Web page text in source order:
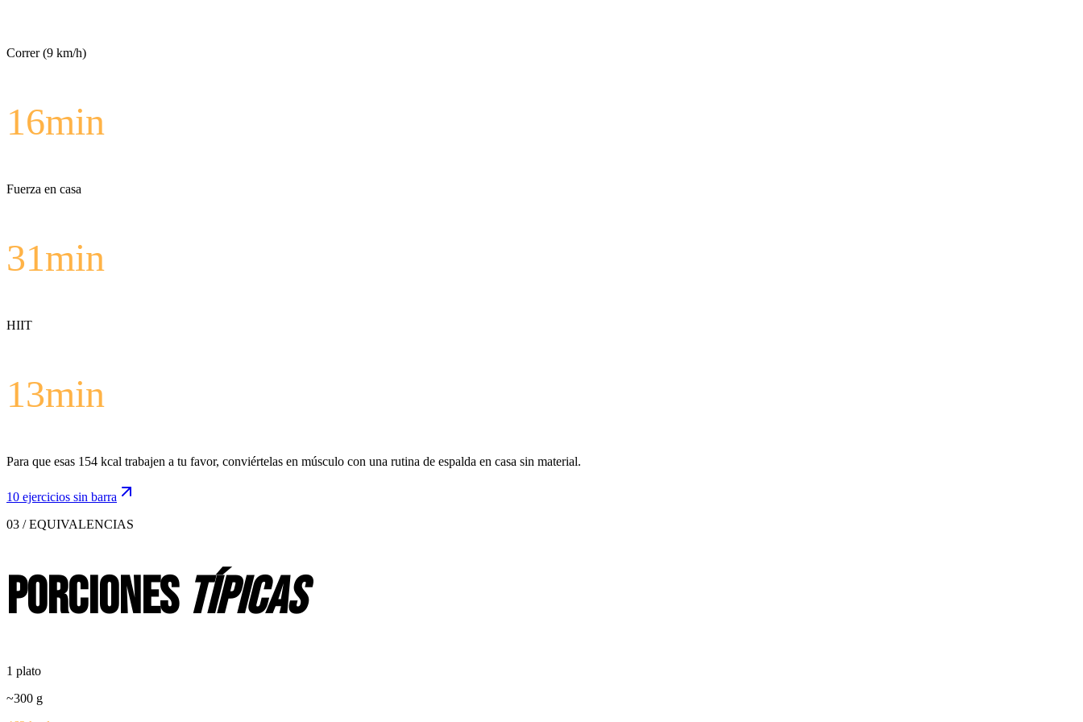
Correr (9 km/h)
16min
Fuerza en casa
31min
HIIT
13min
Para que esas 154 kcal trabajen a tu favor, conviértelas en músculo con una rutina de espalda en casa sin material.
10 ejercicios sin barra
03 / EQUIVALENCIAS
Porciones típicas
1 plato
~300 g